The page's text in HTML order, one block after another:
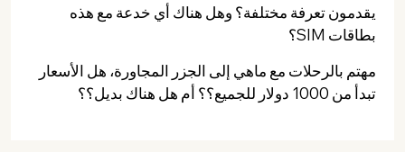
يقدمون تعرفة مختلفة؟ وهل هناك أي خدعة مع هذه
بطاقات SIM؟
مهتم بالرحلات مع ماهي إلى الجزر المجاورة، هل الأسعار
تبدأ من 1000 دولار للجميع؟؟ أم هل هناك بديل؟؟